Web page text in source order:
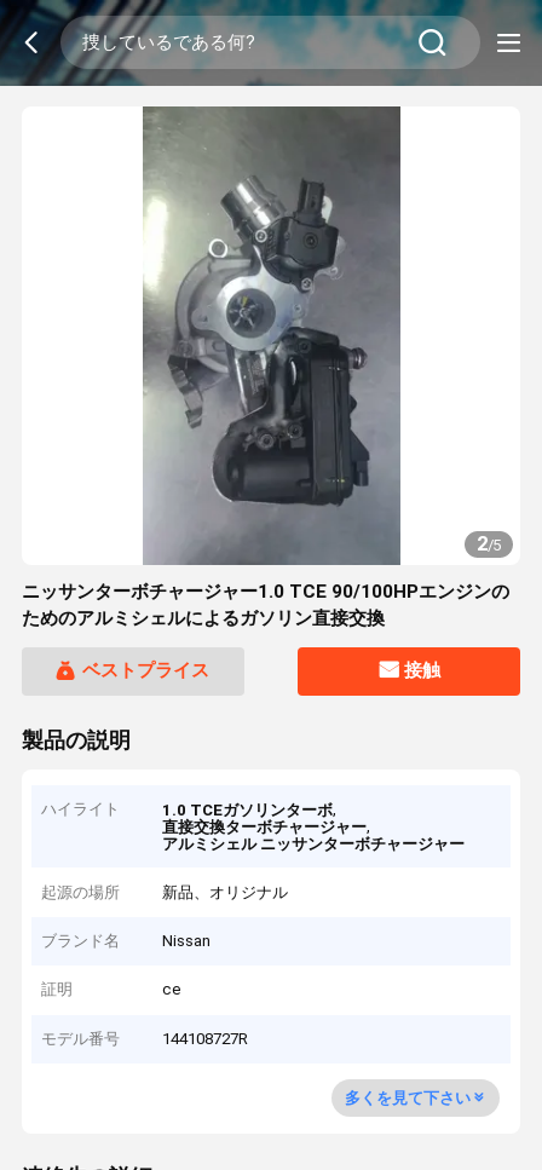
2/5
ニッサンターボチャージャー1.0 TCE 90/100HPエンジンの
ためのアルミシェルによるガソリン直接交換
ベストプライス 接触
製品の説明
ハイライト 1.0 TCEガソリンターボ,
直接交換ターボチャージャー,
アルミシェル ニッサンターボチャージャー
起源の場所 新品、オリジナル
ブランド名 Nissan
証明 ce
モデル番号 144108727R
多くを見て下さい